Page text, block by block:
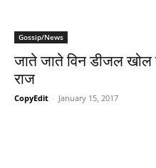
Gossip/News
जाते जाते विन डीजल खोल
राज
CopyEdit - January 15, 2017